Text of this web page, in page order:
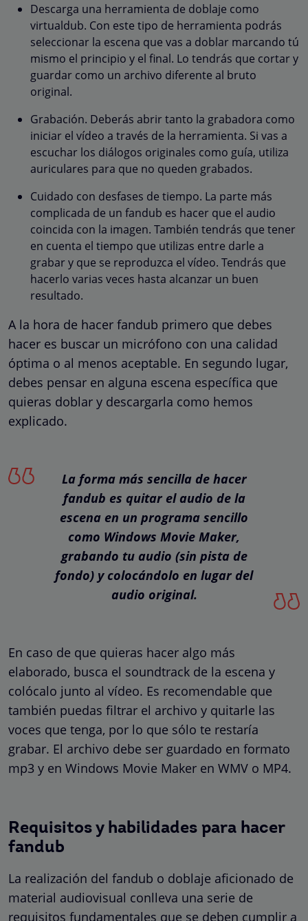
Descarga una herramienta de doblaje como
virtualdub. Con este tipo de herramienta podrás
seleccionar la escena que vas a doblar marcando tú
mismo el principio y el final. Lo tendrás que cortar y
guardar como un archivo diferente al bruto
original.
Grabación. Deberás abrir tanto la grabadora como
iniciar el vídeo a través de la herramienta. Si vas a
escuchar los diálogos originales como guía, utiliza
auriculares para que no queden grabados.
Cuidado con desfases de tiempo. La parte más
complicada de un fandub es hacer que el audio
coincida con la imagen. También tendrás que tener
en cuenta el tiempo que utilizas entre darle a
grabar y que se reproduzca el vídeo. Tendrás que
hacerlo varias veces hasta alcanzar un buen
resultado.
A la hora de hacer fandub primero que debes
hacer es buscar un micrófono con una calidad
óptima o al menos aceptable. En segundo lugar,
debes pensar en alguna escena específica que
quieras doblar y descargarla como hemos
explicado.
La forma más sencilla de hacer
fandub es quitar el audio de la
escena en un programa sencillo
como Windows Movie Maker,
grabando tu audio (sin pista de
fondo) y colocándolo en lugar del
audio original.
En caso de que quieras hacer algo más
elaborado, busca el soundtrack de la escena y
colócalo junto al vídeo. Es recomendable que
también puedas filtrar el archivo y quitarle las
voces que tenga, por lo que sólo te restaría
grabar. El archivo debe ser guardado en formato
mp3 y en Windows Movie Maker en WMV o MP4.
Requisitos y habilidades para hacer
fandub
La realización del fandub o doblaje aficionado de
material audiovisual conlleva una serie de
requisitos fundamentales que se deben cumplir a